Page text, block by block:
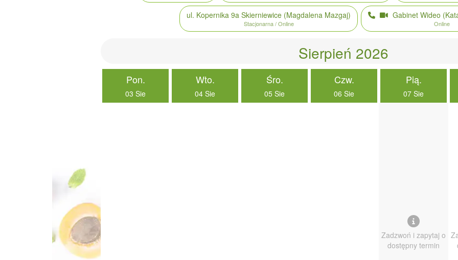
ul. Kopernika 9a Skierniewice (Magdalena Mazgaj)
Stacjonarna / Online
Gabinet Wideo
Online
Sierpień 2026
Pon.
03 Sie
Wto.
04 Sie
Śro.
05 Sie
Czw.
06 Sie
Pią.
07 Sie
Zadzwoń i zapytaj o
dostępny termin